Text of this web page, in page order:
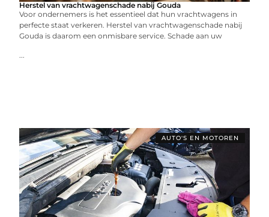
Herstel van vrachtwagenschade nabij Gouda
Voor ondernemers is het essentieel dat hun vrachtwagens in
perfecte staat verkeren. Herstel van vrachtwagenschade nabij
Gouda is daarom een onmisbare service. Schade aan uw
...
AUTO'S EN MOTOREN